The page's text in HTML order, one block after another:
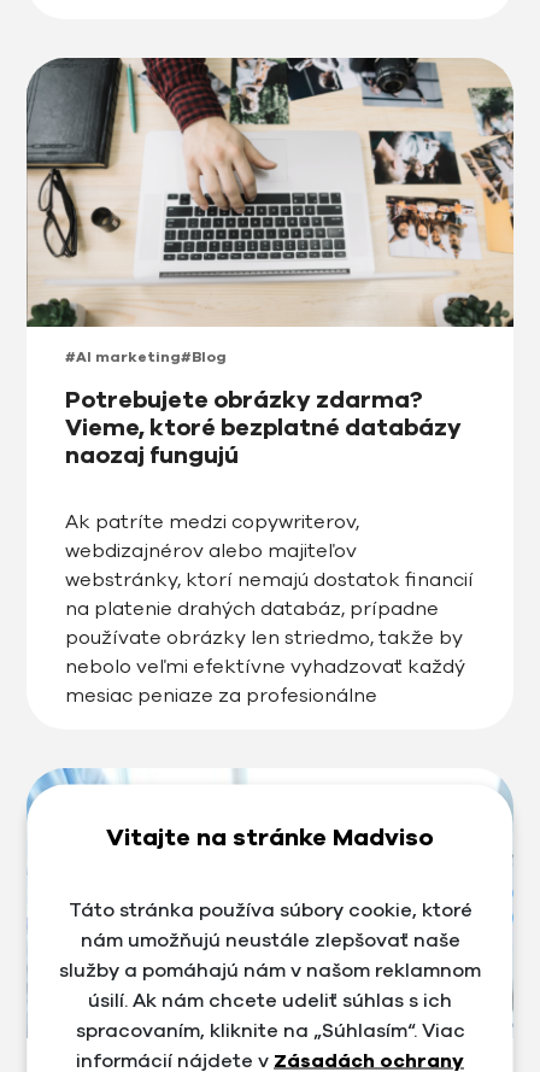
#AI marketing#Blog
Potrebujete obrázky zdarma?
Vieme, ktoré bezplatné databázy
naozaj fungujú
Ak patríte medzi copywriterov,
webdizajnérov alebo majiteľov
webstránky, ktorí nemajú dostatok financií
na platenie drahých databáz, prípadne
používate obrázky len striedmo, takže by
nebolo veľmi efektívne vyhadzovať každý
mesiac peniaze za profesionálne
najviac oplatia?
Vitajte na stránke Madviso
Táto stránka používa súbory cookie, ktoré
nám umožňujú neustále zlepšovať naše
služby a pomáhajú nám v našom reklamnom
úsilí. Ak nám chcete udeliť súhlas s ich
spracovaním, kliknite na „Súhlasím“. Viac
informácií nájdete v Zásadách ochrany